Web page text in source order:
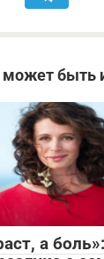
быть
а